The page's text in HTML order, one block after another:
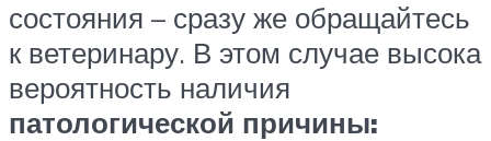
состояния – сразу же обращайтесь
к ветеринару. В этом случае высока
вероятность наличия
патологической причины: